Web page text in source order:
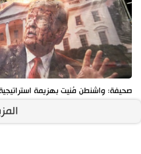
صحيفة: واشنطن مُنيت بهزيمة